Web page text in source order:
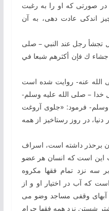
صورتی‏ که او را به رغبت
اندکی عادت دهی، به‏ آن
تجشأ رجل عند النبي – صلی
ك فإن أكثرهم شبعا في
الله عنه- روایت شده است
– صلی الله علیه وسلم-
وسلم- فرمود: «جلوی آروغت
در روز رستاخیز از همه
برحذر داشته است، اسراف
این است که انسان هر عضو
سه نزد تمام فقها مکروه
که آب در اختیار او و از
آب‏های وقفی مساجد وضو می
شستن نزد همه فقها حرام